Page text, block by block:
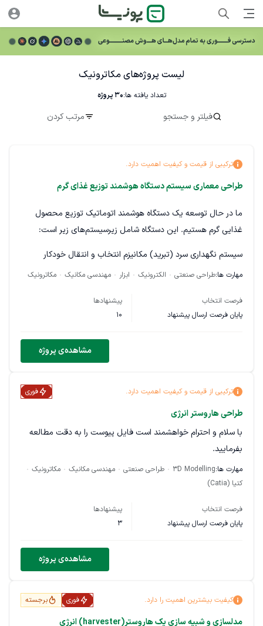
لیست پروژه‌های مکاترونیک
تعداد یافته ها:30پروژه
فیلتر و جستجو مرتب کردن
ترکیبی از قیمت و کیفیت اهمیت دارد.
طراحی معماری سیستم دستگاه هوشمند توزیع غذای گرم
ما در حال توسعه یک دستگاه هوشمند اتوماتیک توزیع محصول
غذایی گرم هستیم. این دستگاه شامل زیرسیستم‌های زیر است:
سیستم نگهداری سرد (تبرید) مکانیزم انتخاب و انتقال خودکار
سیستم پخت و حرارت‌دهی سیستم تحویل محصول سیستم
از راه دور وظایف و خروجی‌های موردنیاز ۱. بلاک دیاگرام کامل
سیستم
نمایش تمام زیرسیستم‌ها ارتباط و وابستگی‌های بین زیرسیستم‌ها
۲. فلوچارت کامل عملیات
از لحظه ورود کاربر تا تحویل محصول شامل تمام حالات خطا
فرمت: PDF + فایل ادیتیبل
۳. مستندات تعریف زیرسیستم‌ها
مشخصات فنی هر زیرسیستم پارامترهای کلیدی هر بخش فرمت:
۴. سند کنترل اینترفیس (ICD)
ابعاد تقریبی هر زیرسیستم چیدمان فضایی داخل دستگاه فرمت:
مهارت ها:طراحی صنعتی الکترونیک ابزار مهندسی مکانیک مکاترونیک
فرصت انتخاب
پایان فرصت ارسال پیشنهاد
پیشنهادها
10
مشاهده‌ی پروژه
ترکیبی از قیمت و کیفیت اهمیت دارد. فوری
طراحی هاروستر انرژی
با سلام و احترام خواهشمند است فایل پیوست را به دقت مطالعه
بفرمایید.
مهارت ها:3D Modelling طراحی صنعتی مهندسی مکانیک
مکاترونیک
کتیا (Catia)
فرصت انتخاب
پایان فرصت ارسال پیشنهاد
پیشنهادها
3
مشاهده‌ی پروژه
کیفیت بیشترین اهمیت را دارد. فوری برجسته
مدلسازی و شبیه سازی یک هاروستر(harvester) انرژی